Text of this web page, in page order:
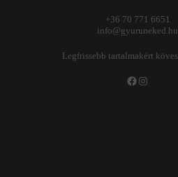
+36 70 771 6651
info@gyuruneked.hu
Legfrissebb tartalmakért
Facebook
Instagram